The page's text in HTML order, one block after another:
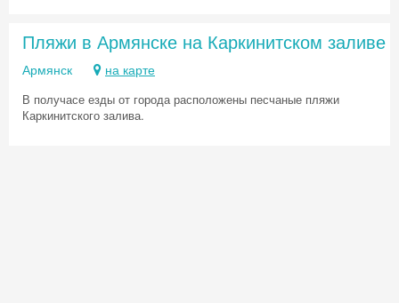
Пляжи в Армянске на Каркинитском заливе
Армянск на карте
В получасе езды от города расположены песчаные пляжи
Каркинитского залива.